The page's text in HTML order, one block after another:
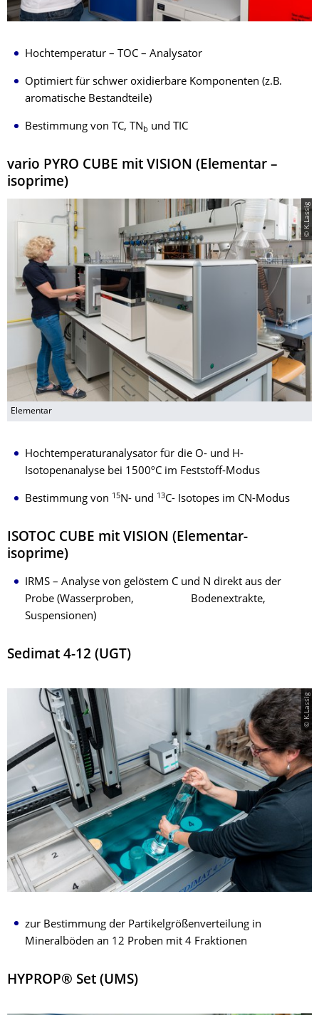
Hochtemperatur – TOC – Analysator
Optimiert für schwer oxidierbare Komponenten (z.B.
aromatische Bestandteile)
Bestimmung von TC, TNb und TIC
vario PYRO CUBE mit VISION (Elementar –
isoprime)
© K.Lassig
Elementar
Hochtemperaturanalysator für die O- und H-
Isotopenanalyse bei 1500ºC im Feststoff-Modus
Bestimmung von 15N- und 13C- Isotopes im CN-Modus
ISOTOC CUBE mit VISION (Elementar-
isoprime)
IRMS – Analyse von gelöstem C und N direkt aus der
Probe (Wasserproben, Bodenextrakte,
Suspensionen)
Sedimat 4-12 (UGT)
© K.Lassig
zur Bestimmung der Partikelgrößenverteilung in
Mineralböden an 12 Proben mit 4 Fraktionen
HYPROP® Set (UMS)